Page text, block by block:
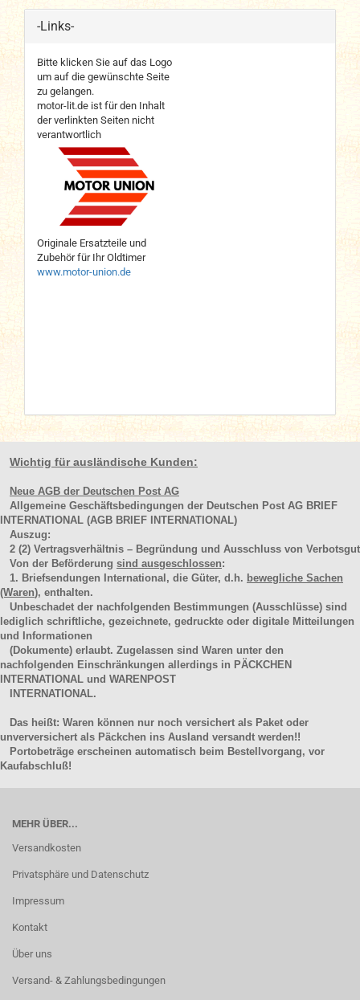
-Links-
Bitte klicken Sie auf das Logo
um auf die gewünschte Seite
zu gelangen.
motor-lit.de ist für den Inhalt
der verlinkten Seiten nicht
verantwortlich
Originale Ersatzteile und
Zubehör für Ihr Oldtimer
www.motor-union.de
Wichtig für ausländische Kunden:
Neue AGB der Deutschen Post AG
Allgemeine Geschäftsbedingungen der Deutschen Post AG BRIEF
INTERNATIONAL (AGB BRIEF INTERNATIONAL)
Auszug:
2 (2) Vertragsverhältnis – Begründung und Ausschluss von Verbotsgut
Von der Beförderung sind ausgeschlossen:
1. Briefsendungen International, die Güter, d.h. bewegliche Sachen
(Waren), enthalten.
Unbeschadet der nachfolgenden Bestimmungen (Ausschlüsse) sind
lediglich schriftliche, gezeichnete, gedruckte oder digitale Mitteilungen
und Informationen
(Dokumente) erlaubt. Zugelassen sind Waren unter den
nachfolgenden Einschränkungen allerdings in PÄCKCHEN
INTERNATIONAL und WARENPOST
INTERNATIONAL.
Das heißt: Waren können nur noch versichert als Paket oder
unverversichert als Päckchen ins Ausland versandt werden!!
Portobeträge erscheinen automatisch beim Bestellvorgang, vor
Kaufabschluß!
MEHR ÜBER...
Versandkosten
Privatsphäre und Datenschutz
Impressum
Kontakt
Über uns
Versand- & Zahlungsbedingungen